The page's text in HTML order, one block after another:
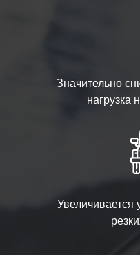
Значительно
нагрузка
Увеличивается